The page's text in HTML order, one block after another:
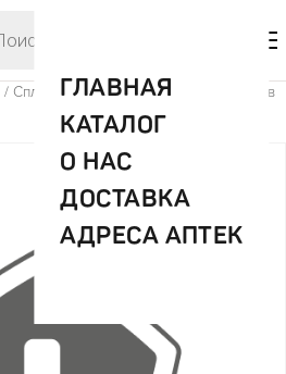
ГЛАВНАЯ
КАТАЛОГ
О НАС
ДОСТАВКА
АДРЕСА АПТЕК
/ Сплат ополаскиватель сила минералов